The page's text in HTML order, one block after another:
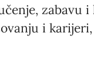
zabavu
i